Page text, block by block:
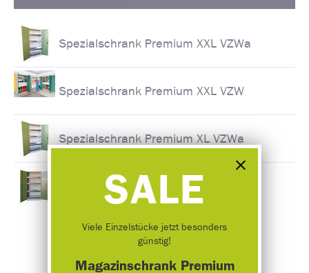
Spezialschrank Premium XXL VZWa
Spezialschrank Premium XXL VZW
Spezialschrank Premium XL VZWa
Spezialschrank Premium XL VZW
SALE
Viele Einzelstücke jetzt besonders
günstig!
Magazinschrank Premium